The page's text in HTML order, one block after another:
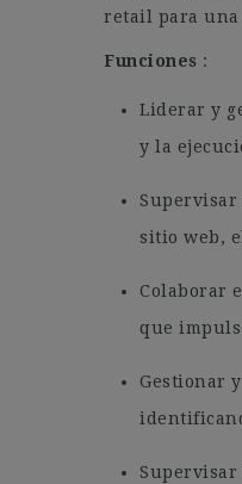
retail para una
Funciones :
Liderar y
y la
sitio web,
Colaborar
que
Gestionar